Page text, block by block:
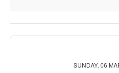
SUNDAY, 06